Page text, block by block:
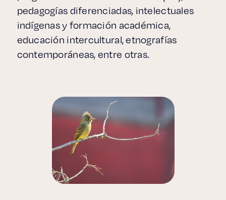
pedagogías diferenciadas, intelectuales
indígenas y formación académica,
educación intercultural, etnografías
contemporáneas, entre otras.